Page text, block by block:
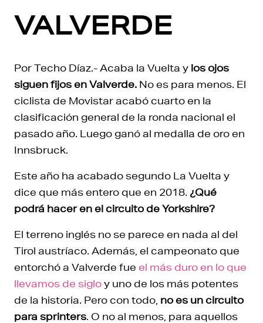
VALVERDE
Por Techo Díaz.- Acaba la Vuelta y los ojos
siguen fijos en Valverde. No es para menos. El
ciclista de Movistar acabó cuarto en la
clasificación general de la ronda nacional el
pasado año. Luego ganó al medalla de oro en
Innsbruck.
Este año ha acabado segundo La Vuelta y
dice que más entero que en 2018. ¿Qué
podrá hacer en el circuito de Yorkshire?
El terreno inglés no se parece en nada al del
Tirol austríaco. Además, el campeonato que
entorchó a Valverde fue el más duro en lo que
llevamos de sigloy uno de los más potentes
de la historia. Pero con todo, no es un circuito
para sprinters. O no al menos, para aquellos